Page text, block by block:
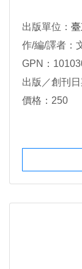
出版單位：
作/編/譯者：
GPN：
出版／創刊
價格：250